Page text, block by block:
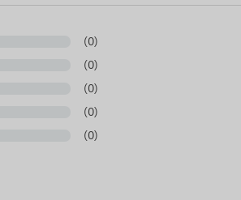
(0)
(0)
(0)
(0)
(0)